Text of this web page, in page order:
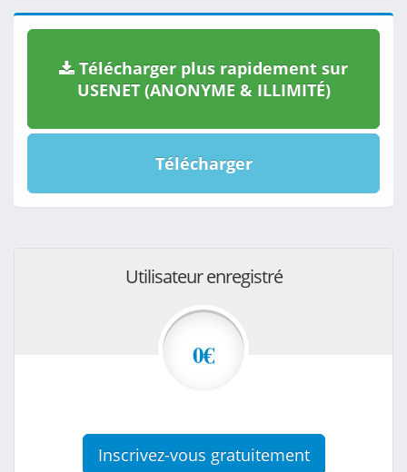
Télécharger plus rapidement sur
USENET (ANONYME & ILLIMITÉ)
Télécharger
Utilisateur enregistré
0€
Inscrivez-vous gratuitement